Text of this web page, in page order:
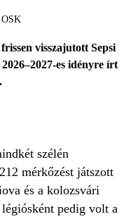
OSK
visszajutott Sepsi
es idényre írt
szélén
mérkőzést játszott
és a kolozsvári
pedig volt a